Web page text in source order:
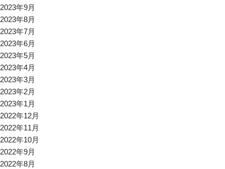
2023年9月
2023年8月
2023年7月
2023年6月
2023年5月
2023年4月
2023年3月
2023年2月
2023年1月
2022年12月
2022年11月
2022年10月
2022年9月
2022年8月